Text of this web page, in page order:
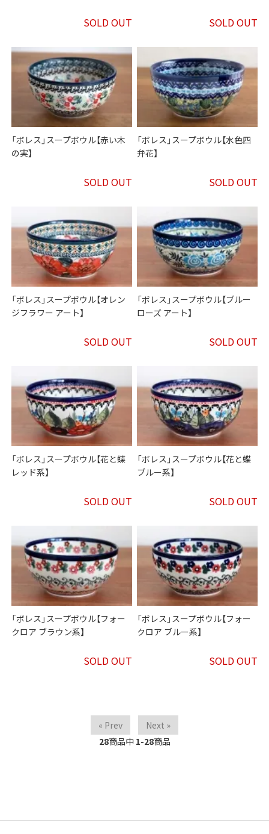
SOLD OUT SOLD OUT
「ボレス」スープボウル【赤い木
の実】
SOLD OUT
「ボレス」スープボウル【水色四
弁花】
SOLD OUT
「ボレス」スープボウル【オレン
ジフラワー アート】
SOLD OUT
「ボレス」スープボウル【ブルー
ローズ アート】
SOLD OUT
「ボレス」スープボウル【花と蝶
レッド系】
SOLD OUT
「ボレス」スープボウル【花と蝶
ブルー系】
SOLD OUT
「ボレス」スープボウル【フォー
クロア ブラウン系】
SOLD OUT
「ボレス」スープボウル【フォー
クロア ブルー系】
SOLD OUT
« Prev
Next »
28商品中 1-28商品